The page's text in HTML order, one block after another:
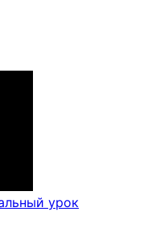
урок